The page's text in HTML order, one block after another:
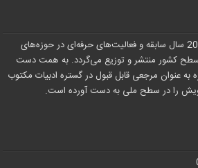
فصلنامه‌ی معماری و ساختمان 20 سال سابقه و فعالیت‌های حرفه‌ای در حوزه‌های
سطح کشور منتشر و توزیع می‌گردد. به همت دست
به عنوان مرجعی قابل قبول در گستره ادبیات مکتوب
خویش را در سطح ملی به دست آورده است.